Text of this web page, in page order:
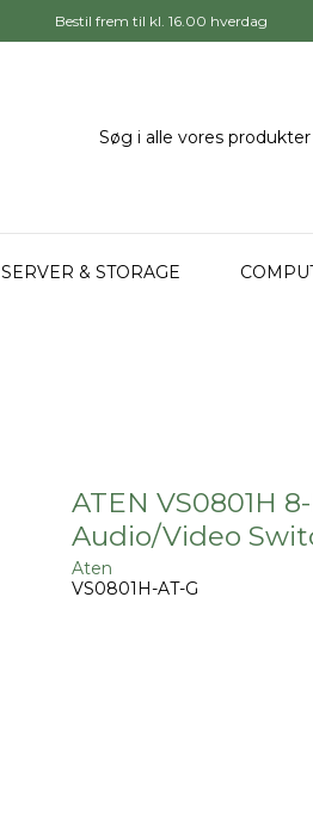
Bestil frem til kl. 16.00 hverdag
SERVER & STORAGE
ATEN VS0801H
Audio/Video
Aten
VS0801H-AT-G